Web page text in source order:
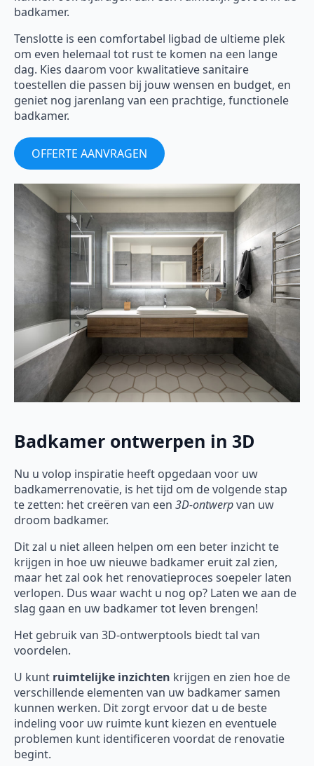
badkamer.
Tenslotte is een comfortabel ligbad de ultieme plek
om even helemaal tot rust te komen na een lange
dag. Kies daarom voor kwalitatieve sanitaire
toestellen die passen bij jouw wensen en budget, en
geniet nog jarenlang van een prachtige, functionele
badkamer.
OFFERTE AANVRAGEN
Badkamer ontwerpen in 3D
Nu u volop inspiratie heeft opgedaan voor uw
badkamerrenovatie, is het tijd om de volgende stap
te zetten: het creëren van een 3D-ontwerpvan uw
droom badkamer.
Dit zal u niet alleen helpen om een beter inzicht te
krijgen in hoe uw nieuwe badkamer eruit zal zien,
maar het zal ook het renovatieproces soepeler laten
verlopen. Dus waar wacht u nog op? Laten we aan de
slag gaan en uw badkamer tot leven brengen!
Het gebruik van 3D-ontwerptools biedt tal van
voordelen.
U kunt ruimtelijke inzichten krijgen en zien hoe de
verschillende elementen van uw badkamer samen
kunnen werken. Dit zorgt ervoor dat u de beste
indeling voor uw ruimte kunt kiezen en eventuele
problemen kunt identificeren voordat de renovatie
begint.